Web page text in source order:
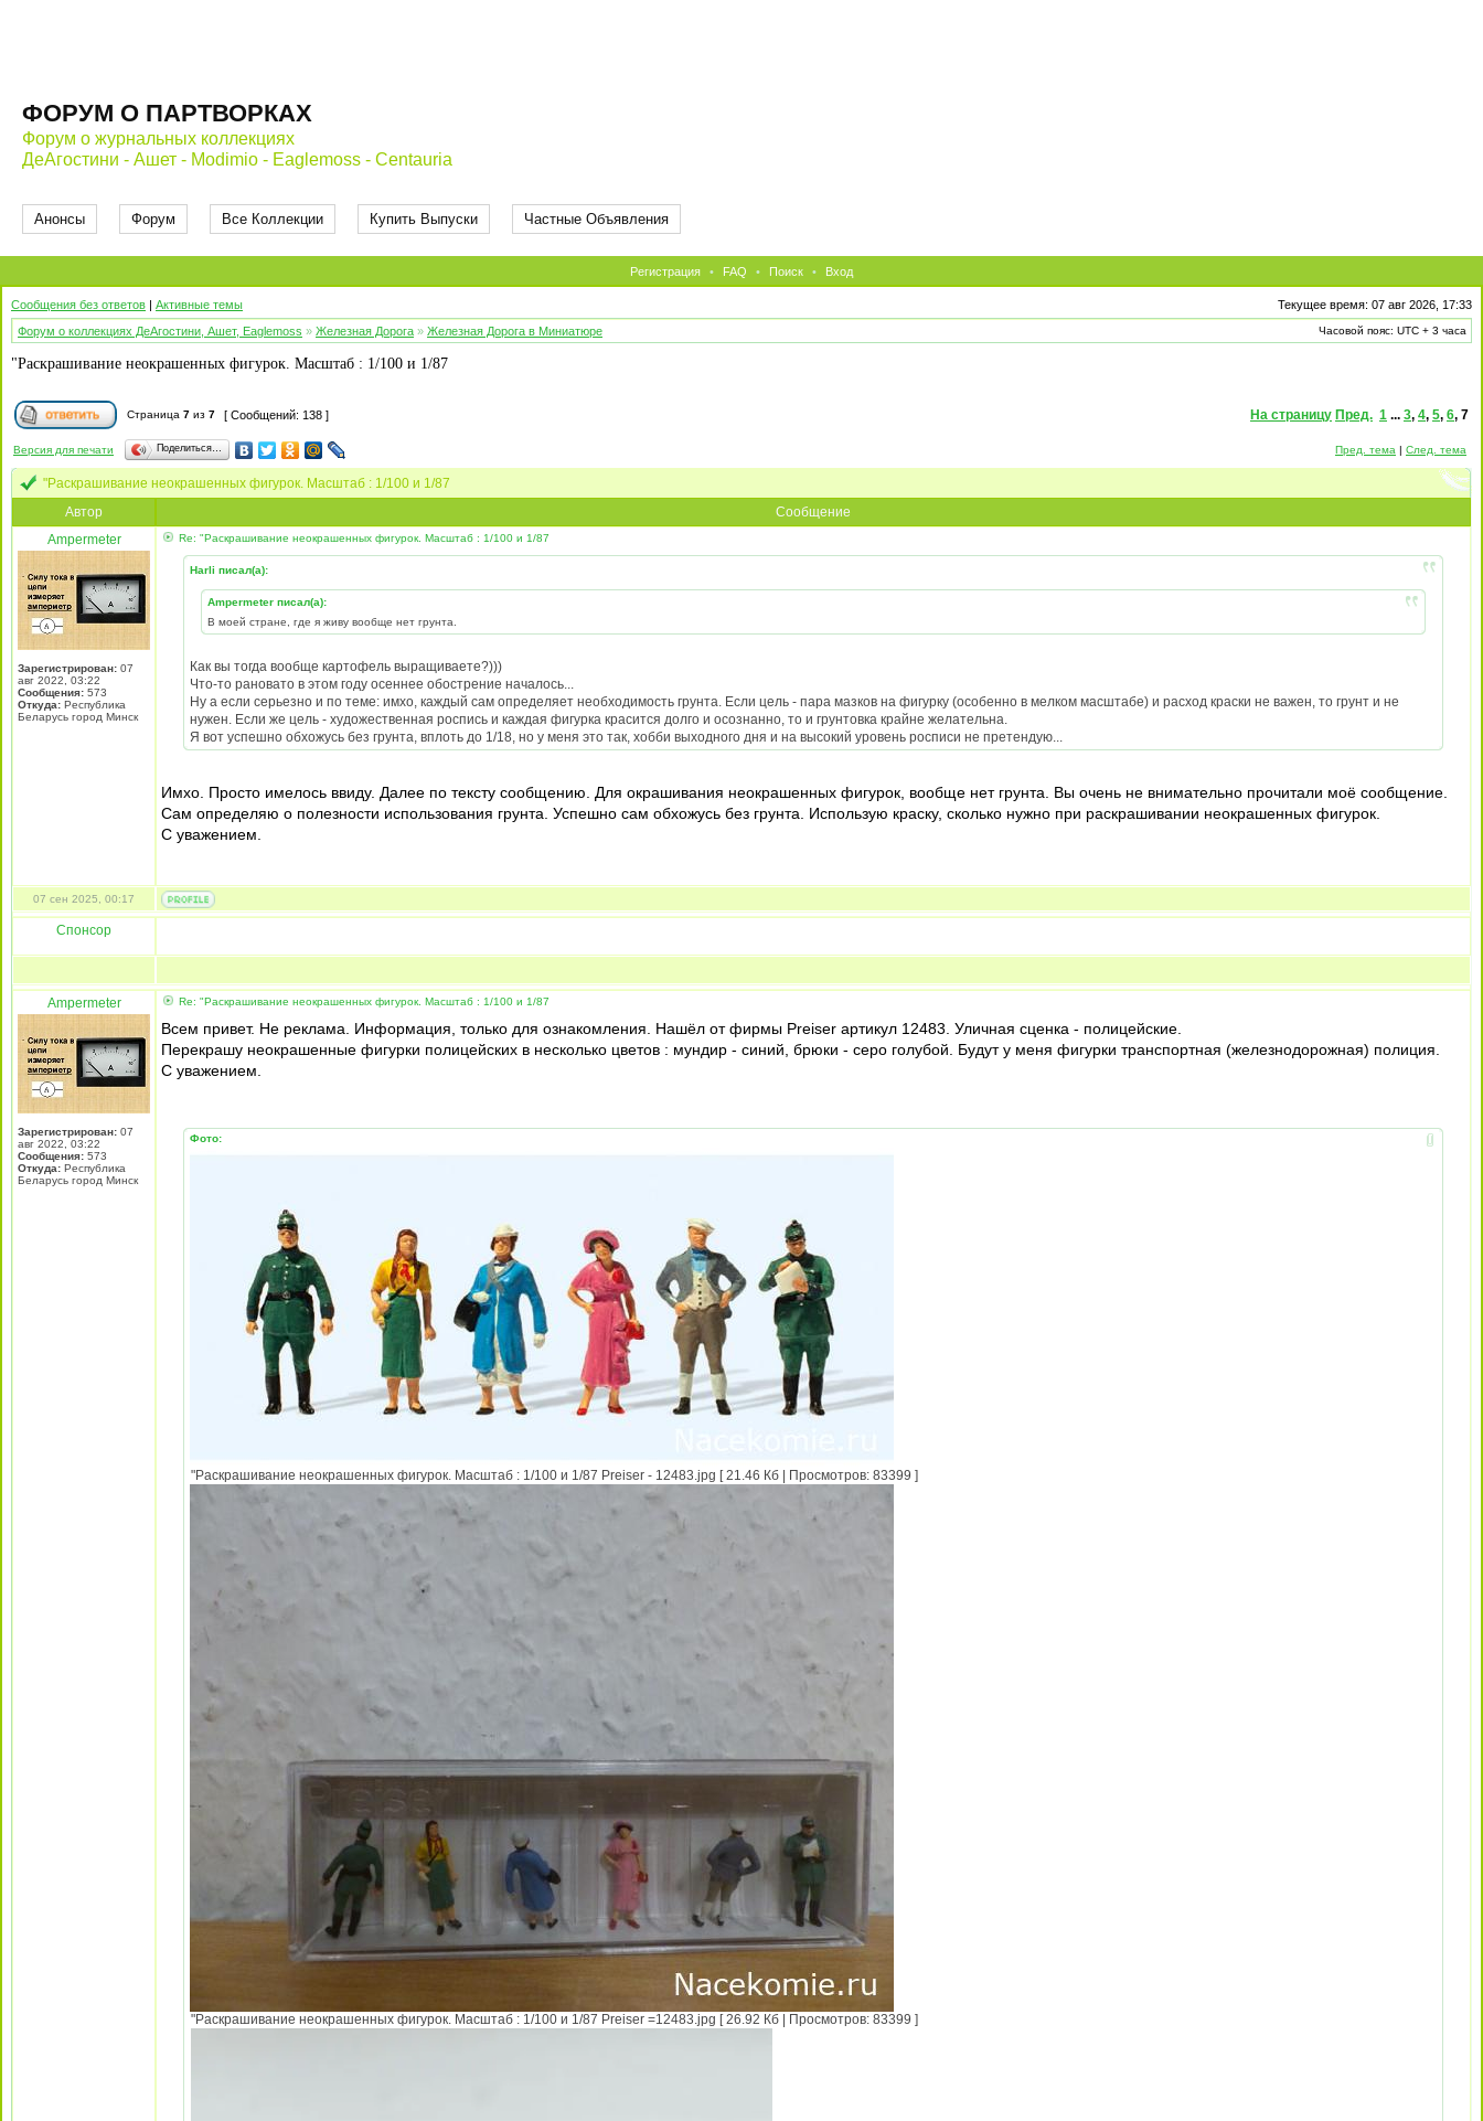
ФОРУМ О ПАРТВОРКАХ
Форум о журнальных коллекциях
ДеАгостини - Ашет - Modimio - Eaglemoss - Centauria
Анонсы Форум Все Коллекции Купить Выпуски Частные Объявления
Регистрация • FAQ • Поиск • Вход
Сообщения без ответов | Активные темы
Текущее время: 07 авг 2026, 17:33
Форум о коллекциях ДеАгостини, Ашет, Eaglemoss » Железная Дорога » Железная Дорога в Миниатюре Часовой пояс: UTC + 3 часа
"Раскрашивание неокрашенных фигурок. Масштаб : 1/100 и 1/87
Страница 7 из 7 [ Сообщений: 138 ] На страницу Пред. 1 ... 3, 4, 5, 6, 7
Версия для печати Поделиться… Пред. тема | След. тема
"Раскрашивание неокрашенных фигурок. Масштаб : 1/100 и 1/87
Автор
Сообщение
Ampermeter
Зарегистрирован: 07
авг 2022, 03:22
Сообщения: 573
Откуда: Республика
Беларусь город Минск
Re: "Раскрашивание неокрашенных фигурок. Масштаб : 1/100 и 1/87
Harli писал(а):
Ampermeter писал(а):
В моей стране, где я живу вообще нет грунта.
Как вы тогда вообще картофель выращиваете?)))
Что-то рановато в этом году осеннее обострение началось...
Ну а если серьезно и по теме: имхо, каждый сам определяет необходимость грунта. Если цель - пара мазков на фигурку (особенно в мелком масштабе) и расход краски не важен, то грунт и не
нужен. Если же цель - художественная роспись и каждая фигурка красится долго и осознанно, то и грунтовка крайне желательна.
Я вот успешно обхожусь без грунта, вплоть до 1/18, но у меня это так, хобби выходного дня и на высокий уровень росписи не претендую...
Имхо. Просто имелось ввиду. Далее по тексту сообщению. Для окрашивания неокрашенных фигурок, вообще нет грунта. Вы очень не внимательно прочитали моё сообщение.
Сам определяю о полезности использования грунта. Успешно сам обхожусь без грунта. Использую краску, сколько нужно при раскрашивании неокрашенных фигурок.
С уважением.
07 сен 2025, 00:17
Спонсор
Ampermeter
Зарегистрирован: 07
авг 2022, 03:22
Сообщения: 573
Откуда: Республика
Беларусь город Минск
Re: "Раскрашивание неокрашенных фигурок. Масштаб : 1/100 и 1/87
Всем привет. Не реклама. Информация, только для ознакомления. Нашёл от фирмы Preiser артикул 12483. Уличная сценка - полицейские.
Перекрашу неокрашенные фигурки полицейских в несколько цветов : мундир - синий, брюки - серо голубой. Будут у меня фигурки транспортная (железнодорожная) полиция.
С уважением.
Фото:
"Раскрашивание неокрашенных фигурок. Масштаб : 1/100 и 1/87 Preiser - 12483.jpg [ 21.46 Кб | Просмотров: 83399 ]
"Раскрашивание неокрашенных фигурок. Масштаб : 1/100 и 1/87 Preiser =12483.jpg [ 26.92 Кб | Просмотров: 83399 ]